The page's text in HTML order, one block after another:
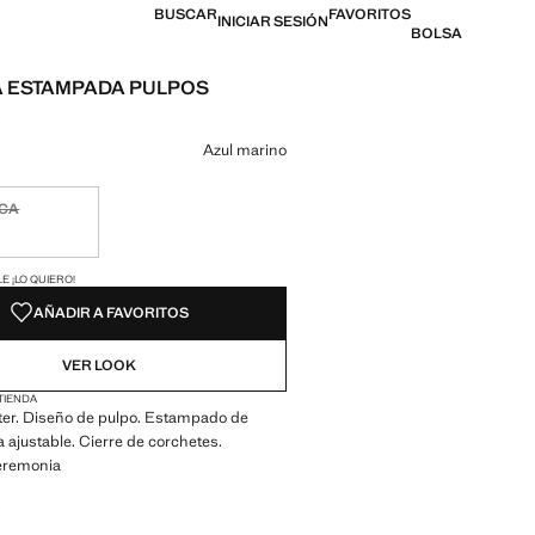
BUSCARINICIAR SESIÓNFAVORITOS
BOLSA
ESTAMPADA PULPOS
13 990,00 ]
color
Azul marino
¡LO QUIERO!
AÑADIR A FAVORITOS
VER LOOK
Diseño de pulpo. Estampado de
ajustable. Cierre de corchetes.